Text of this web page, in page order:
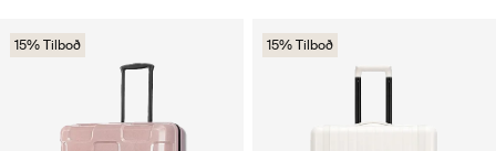
15% Tilboð 15% Tilboð